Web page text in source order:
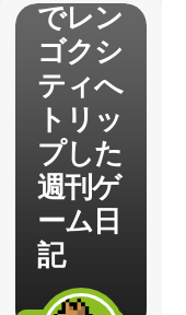
でレン
ゴクシ
ティへ
トリッ
プした
週刊ゲ
ーム日
記